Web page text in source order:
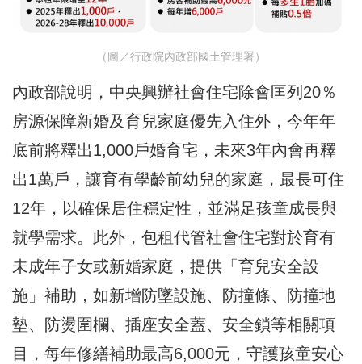
（圖／行政院內政部國土管理署）
內政部說明，中央興辦社會住宅除會匡列20％
房源保障新婚及育兒家庭優先入住外，今年年
底前將釋出1,000戶婚育宅，未來3年內會再釋
出1萬戶，讓育有學齡前幼兒的家庭，最長可住
12年，以確保居住穩定性，並滿足孩童成長與
就學需求。此外，包租代管社會住宅對於育有
未成年子女或新婚家庭，提供「育兒安全設
施」補助，如新增防墜設施、防撞條、防撞地
墊、防燙圍欄、插座安全蓋、安全鎖等相關項
目，每年修繕補助最高6,000元，守護孩童安心